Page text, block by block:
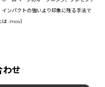
ンパクトの強いより印象に残る手法で
.mov）
わせ